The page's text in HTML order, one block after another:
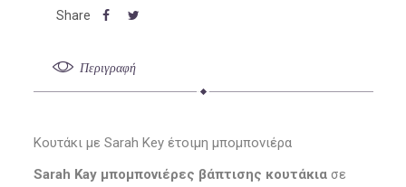
Περιγραφή
Κουτάκι με Sarah Key έτοιμη μπομπονιέρα
Sarah Kay μπομπονιέρες βάπτισης κουτάκιασε